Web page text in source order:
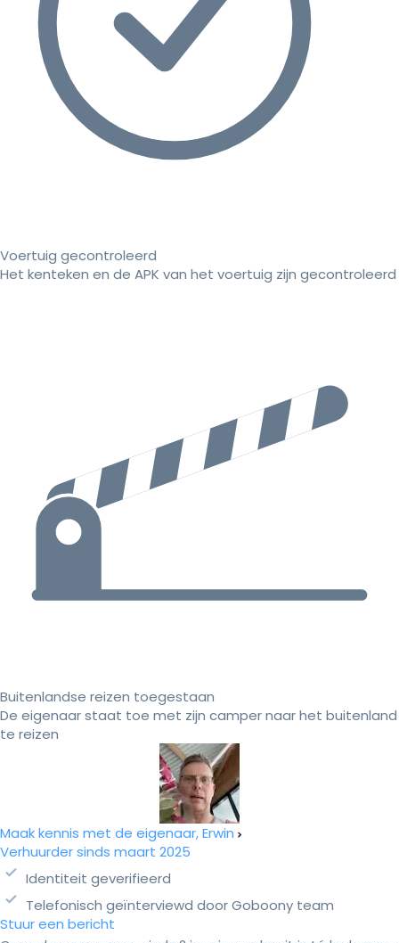
Voertuig gecontroleerd
Het kenteken en de APK van het voertuig zijn gecontroleerd
Buitenlandse reizen toegestaan
De eigenaar staat toe met zijn camper naar het buitenland
te reizen
Maak kennis met de eigenaar, Erwin
Verhuurder sinds maart 2025
Identiteit geverifieerd
Telefonisch geïnterviewd door Goboony team
Stuur een bericht